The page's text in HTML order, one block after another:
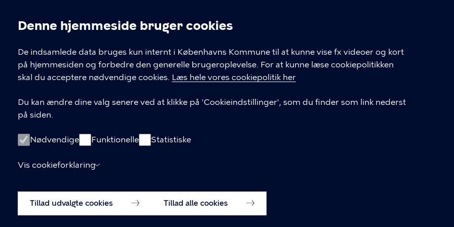
Cookieindstillinger
Denne hjemmeside bruger cookies
De indsamlede data bruges kun internt i Københavns Kommune til at kunne vise fx videoer og kort
på hjemmesiden og forbedre den generelle brugeroplevelse. For at kunne læse cookiepolitikken
skal du acceptere nødvendige cookies. Læs hele vores cookiepolitik her
Du kan ændre dine valg senere ved at klikke på 'Cookieindstillinger', som du finder som link nederst
på siden.
Nødvendige Funktionelle Statistiske
Vis cookieforklaring
Tillad udvalgte cookies Tillad alle cookies
Kontakt Københavns Kommune
T
33 66 33 66
CVR-nummer64942212
GENVEJE
Hvis du vil klage